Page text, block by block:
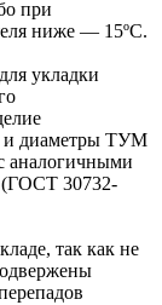
при
ниже — 15ºС.
укладки
и диаметры ТУМ
аналогичными
(ГОСТ 30732-
так как не